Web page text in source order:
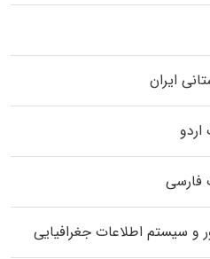
ایران
فارسی
سیستم اطلاعات جغرافیایی